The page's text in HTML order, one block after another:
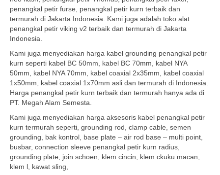
penangkal petir furse, penangkal petir kurn terbaik dan
termurah di Jakarta Indonesia. Kami juga adalah toko alat
penangkal petir viking v2 terbaik dan termurah di Jakarta
Indonesia.
Kami juga menyediakan harga kabel grounding penangkal petir
kurn seperti kabel BC 50mm, kabel BC 70mm, kabel NYA
50mm, kabel NYA 70mm, kabel coaxial 2x35mm, kabel coaxial
1x50mm, kabel coaxial 1x70mm asli dan termurah di Indonesia.
Harga penangkal petir kurn terbaik dan termurah hanya ada di
PT. Megah Alam Semesta.
Kami juga menyediakan harga aksesoris kabel penangkal petir
kurn termurah seperti, grounding rod, clamp cable, semen
grounding, bak kontrol, base plate – air rod base – multi point,
busbar, connection sleeve penangkal petir kurn radius,
grounding plate, join schoen, klem cincin, klem ckuku macan,
klem l, kawat sling,